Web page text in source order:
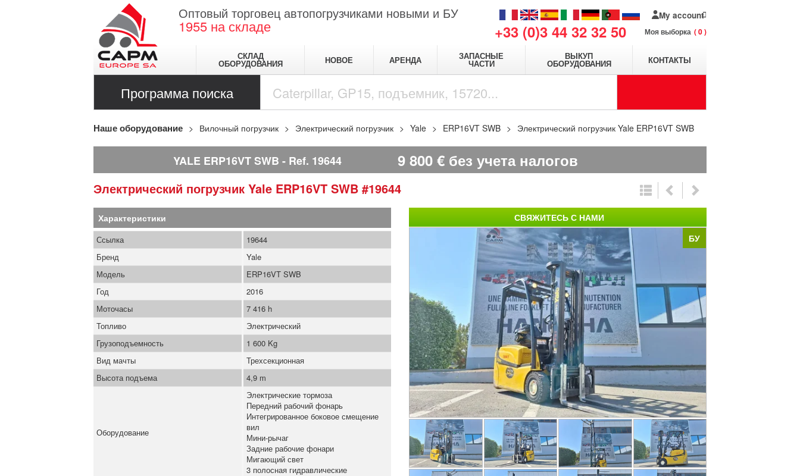
Оптовый торговец автопогрузчиками новыми и БУ
1955 на складе +33 (0)3 44 32 32 50
My account
Моя выборка 0
СКЛАД
ОБОРУДОВАНИЯ НОВОЕ АРЕНДА ЗАПАСНЫЕ
ЧАСТИ
ВЫКУП
ОБОРУДОВАНИЯ КОНТАКТЫ
Программа поиска
Наше оборудование Вилочный погрузчик Электрический погрузчик Yale ERP16VT SWB Электрический погрузчик Yale ERP16VT SWB
YALE ERP16VT SWB Ref. 19644 9 800 € без учета налогов
Электрический погрузчик Yale ERP16VT SWB #19644
БУ
Характеристики
Ссылка
19644
Бренд
Yale
Модель
ERP16VT SWB
Год
2016
Моточасы
7 416 h
Топливо
Электрический
Грузоподъемность
1 600 Kg
Вид мачты
Трехсекционная
Высота подъема
4,9 m
Оборудование
Электрические тормоза
Передний рабочий фонарь
Интегрированное боковое смещение
вил
Мини-рычаг
Задние рабочие фонари
Мигающий свет
3 полосная гидравлические
СВЯЖИТЕСЬ С НАМИ